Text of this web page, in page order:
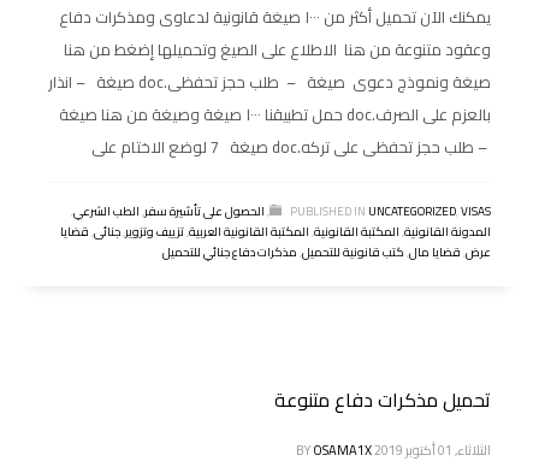
يمكنك الآن تحميل أكثر من ١٠٠٠ صيغة قانونية لدعاوى ومذكرات دفاع
وعقود متنوعة من هنا الاطلاع على الصيغ وتحميلها إضغط من هنا
صيغة ونموذج دعوى صيغة – طلب حجز تحفظى.doc صيغة – انذار
بالعزم على الصرف.doc حمل تطبيقنا ١٠٠٠ صيغة وصيغة من هنا صيغة
– طلب حجز تحفظى على تركه.doc صيغة 7 لوضع الاختام على
PUBLISHED IN UNCATEGORIZED,VISAS
,الحصول على تأشيرة سفر,الطب الشرعي,
المدونة القانونية,المكتبة القانونية,المكتبة القانونية العربية,تزييف وتزوير,جنائى,قضايا
عرض,قضايا مال,كتب قانونية للتحميل,مذكرات دفاع جنائي للتحميل